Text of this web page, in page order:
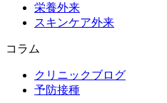
栄養外来
スキンケア外来
コラム
クリニックブログ
予防接種